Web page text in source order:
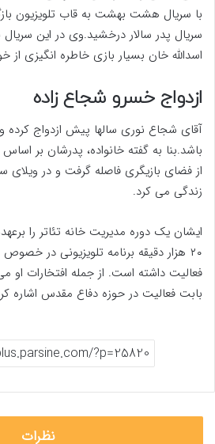
سریال پدر سالار درخشید.وی در این
اسدالله خان بسیار بازی خاطره انگیزی از
ازدواج خسرو شجاع زاده
آقای شجاع نوری سالها پیش ازدواج
باشد.بنا به گفته خانواده، پدرشان بر
از فضای بازیگری فاصله گرفت و در ویلای
زندگی می کرد.
ایشان یک دوره مدیریت خانه تئاتر را
۲۰ هزار دقیقه برنامه تلویزیونی در
بابت فعالیت در حوزه دفاع مقدس اشاره
نظرات